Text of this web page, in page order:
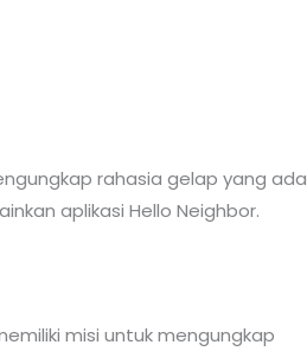
rahasia gelap yang ada
aplikasi Hello Neighbor.
misi untuk mengungkap